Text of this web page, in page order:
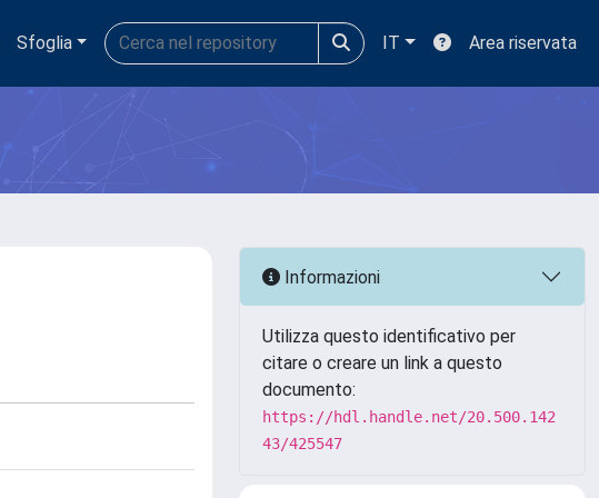
Sfoglia IT Area riservata
Informazioni
Utilizza questo identificativo per
citare o creare un link a questo
documento:
https://hdl.handle.net/20.500.142
43/425547